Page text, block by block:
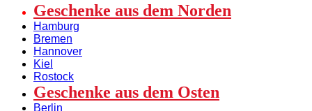
Geschenke aus dem Norden
Hamburg
Bremen
Hannover
Kiel
Rostock
Geschenke aus dem Osten
Berlin